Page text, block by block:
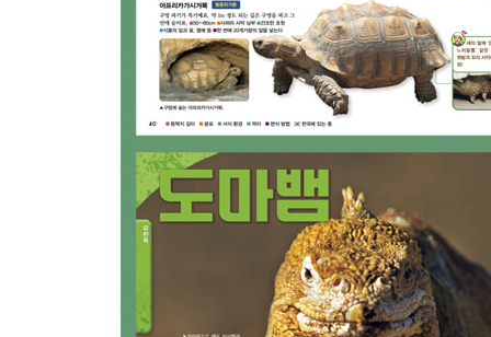
늑대거북 무리 50
바다거북 무리 52
장수거북 무리 54
자라 무리 55
돼지코거북 무리 55